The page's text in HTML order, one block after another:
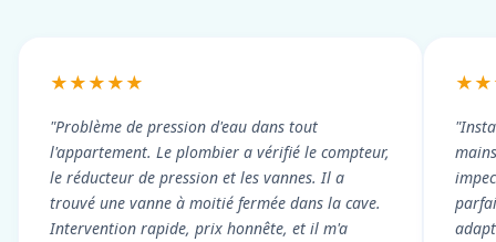
★★★★★
"Problème de pression d'eau dans tout
l'appartement. Le plombier a vérifié le compteur,
le réducteur de pression et les vannes. Il a
trouvé une vanne à moitié fermée dans la cave.
Intervention rapide, prix honnête, et il m'a